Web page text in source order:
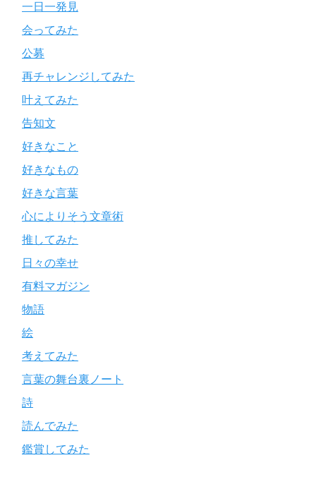
一日一発見
会ってみた
公募
再チャレンジしてみた
叶えてみた
告知文
好きなこと
好きなもの
好きな言葉
心によりそう文章術
推してみた
日々の幸せ
有料マガジン
物語
絵
考えてみた
言葉の舞台裏ノート
詩
読んでみた
鑑賞してみた